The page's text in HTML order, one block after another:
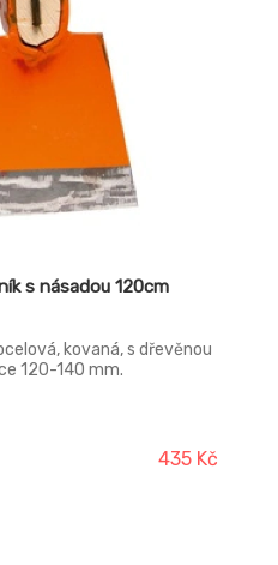
s násadou 120cm
kovaná, s dřevěnou
120-140 mm.
435 Kč